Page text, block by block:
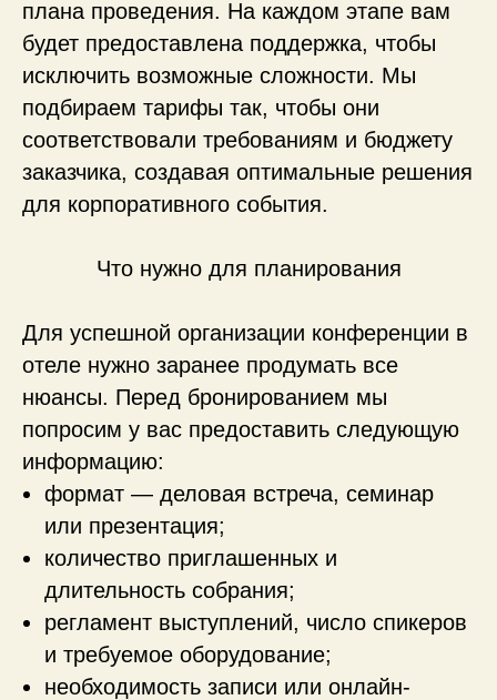
плана проведения. На каждом этапе вам
будет предоставлена поддержка, чтобы
исключить возможные сложности. Мы
подбираем тарифы так, чтобы они
соответствовали требованиям и бюджету
заказчика, создавая оптимальные решения
для корпоративного события.
Что нужно для планирования
Для успешной организации конференции в
отеле нужно заранее продумать все
нюансы. Перед бронированием мы
попросим у вас предоставить следующую
информацию:
формат — деловая встреча, семинар
или презентация;
количество приглашенных и
длительность собрания;
регламент выступлений, число спикеров
и требуемое оборудование;
необходимость записи или онлайн-
КАТЕГОРИИ
НОМЕРОВ
Корпус «Паровоз»
Деревянные дома из сруба
Коттеджи «Перевёртыши»
Берлога